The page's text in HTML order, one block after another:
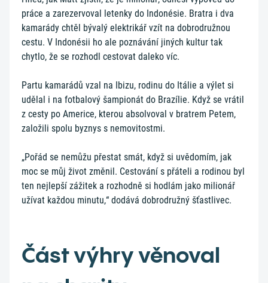
práce a zarezervoval letenky do Indonésie. Bratra i dva
kamarády chtěl bývalý elektrikář vzít na dobrodružnou
cestu. V Indonésii ho ale poznávání jiných kultur tak
chytlo, že se rozhodl cestovat daleko víc.
Partu kamarádů vzal na Ibizu, rodinu do Itálie a výlet si
udělal i na fotbalový šampionát do Brazílie. Když se vrátil
z cesty po Americe, kterou absolvoval v bratrem Petem,
založili spolu byznys s nemovitostmi.
„Pořád se nemůžu přestat smát, když si uvědomím, jak
moc se můj život změnil. Cestování s přáteli a rodinou byl
ten nejlepší zážitek a rozhodně si hodlám jako milionář
užívat každou minutu,“ dodává dobrodružný šťastlivec.
Část výhry věnoval